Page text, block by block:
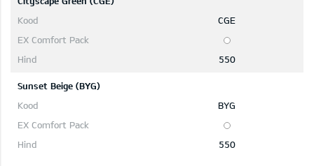
CGE
550
Sunset Beige (BYG)
BYG
550